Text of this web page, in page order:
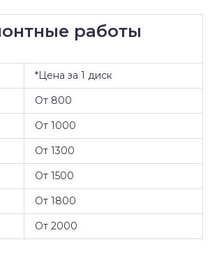
работы
*Цена за 1 диск
От 800
От 1000
От 1300
От 1500
От 1800
От 2000